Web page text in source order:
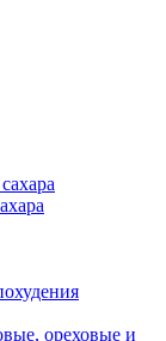
ореховые и